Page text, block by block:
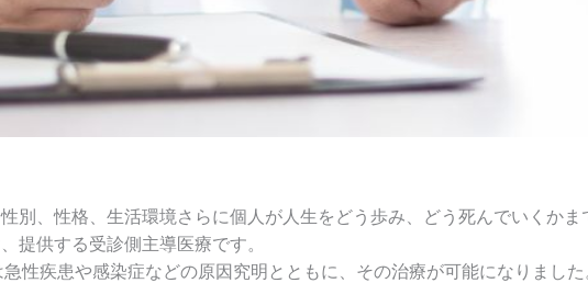
別、性格、生活環境さらに個人が人生をどう歩み、どう死んでいくか
提供する受診側主導医療です。
性疾患や感染症などの原因究明とともに、その治療が可能になりまし